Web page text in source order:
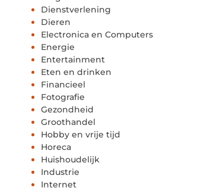
Dienstverlening
Dieren
Electronica en Computers
Energie
Entertainment
Eten en drinken
Financieel
Fotografie
Gezondheid
Groothandel
Hobby en vrije tijd
Horeca
Huishoudelijk
Industrie
Internet